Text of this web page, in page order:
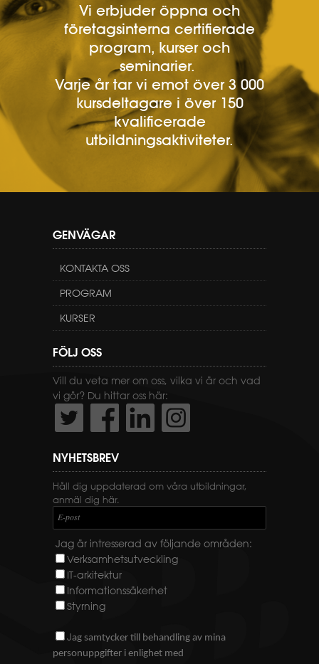
Vi erbjuder öppna och
företagsinterna certifierade
program, kurser och
seminarier.
Varje år tar vi emot över 3 000
kursdeltagare i över 150
kvalificerade
utbildningsaktiviteter.
GENVÄGAR
KONTAKTA OSS
PROGRAM
KURSER
FÖLJ OSS
Vill du veta mer om oss, vilka vi är och vad
vi gör? Du hittar oss här:
NYHETSBREV
Håll dig uppdaterad om våra utbildningar,
anmäl dig här.
E-post
Jag är intresserad av följande områden:
Verksamhetsutveckling
IT-arkitektur
Informationssäkerhet
Styrning
Jag samtycker till behandling av mina
personuppgifter i enlighet med